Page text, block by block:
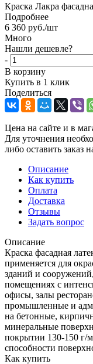
Краска Лакра
Подробнее
6 360 руб./шт
Много
Нашли дешевле?
-
В корзину
Купить в 1 клик
Поделиться
Цена на сайте и в
Для уточнения
либо оставить заказ
Описание
Как купить
Оплата
Доставка
Отзывы
Задать вопрос
Описание
Краска фасадная
применяется для
зданий и
помещениях с
офисы, залы
промышленные и
на бетонные,
минеральные
покрытии 130-150 г/
способности
Как купить